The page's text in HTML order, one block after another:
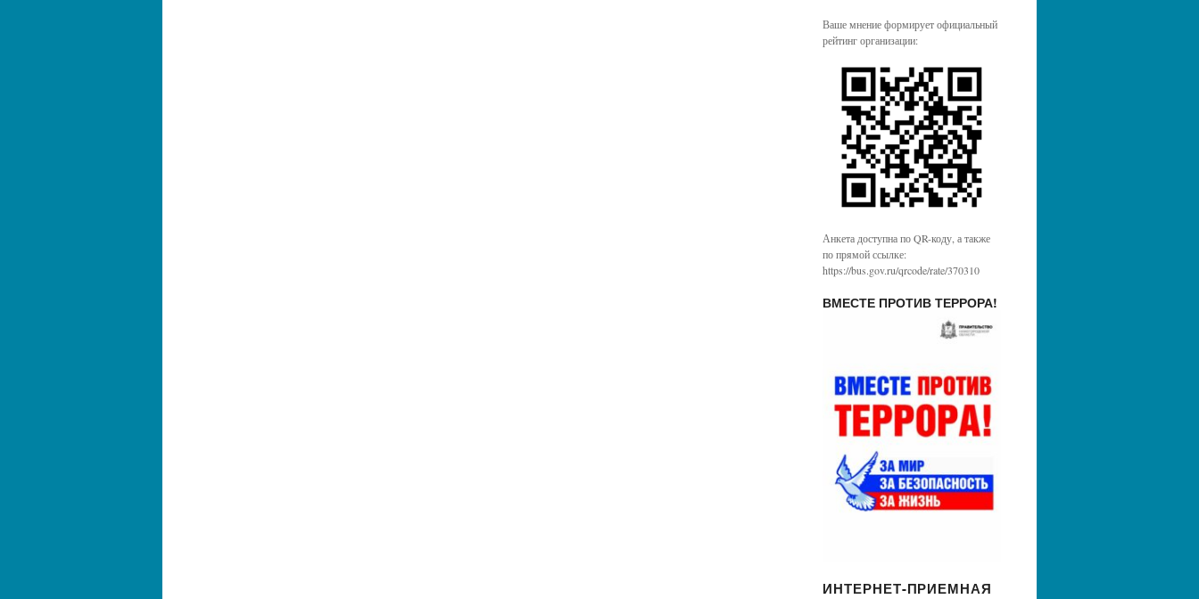
Ваше мнение формирует официальный
рейтинг организации:
Анкета доступна по QR-коду, а также
по прямой ссылке:
https://bus.gov.ru/qrcode/rate/370310
ВМЕСТЕ ПРОТИВ ТЕРРОРА!
ИНТЕРНЕТ-ПРИЕМНАЯ